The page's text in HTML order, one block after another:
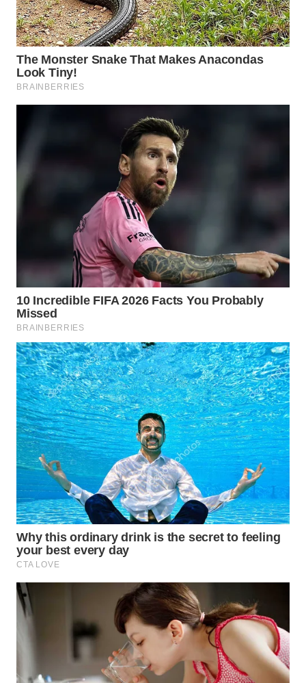
KARAWANG
WN
BEKASI
BOGOR
WN
SAMOSIR
WN
PADANG
LAWAS
WN
SUMEDANG
WN
CIANJUR
WN
KEPULAUAN
SERIBU
WN
TANGERANG
BINJAI